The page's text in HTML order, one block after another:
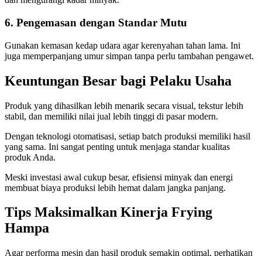
6. Pengemasan dengan Standar Mutu
Gunakan kemasan kedap udara agar kerenyahan tahan lama. Ini
juga memperpanjang umur simpan tanpa perlu tambahan pengawet.
Keuntungan Besar bagi Pelaku Usaha
Produk yang dihasilkan lebih menarik secara visual, tekstur lebih
stabil, dan memiliki nilai jual lebih tinggi di pasar modern.
Dengan teknologi otomatisasi, setiap batch produksi memiliki hasil
yang sama. Ini sangat penting untuk menjaga standar kualitas
produk Anda.
Meski investasi awal cukup besar, efisiensi minyak dan energi
membuat biaya produksi lebih hemat dalam jangka panjang.
Tips Maksimalkan Kinerja Frying
Hampa
Agar performa mesin dan hasil produk semakin optimal, perhatikan